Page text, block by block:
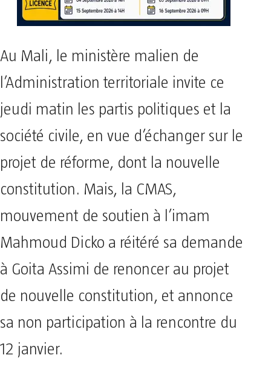
Au Mali, le ministère malien de
l’Administration territoriale invite ce
jeudi matin les partis politiques et la
société civile, en vue d’échanger sur le
projet de réforme, dont la nouvelle
constitution. Mais, la CMAS,
mouvement de soutien à l’imam
Mahmoud Dicko a réitéré sa demande
à Goita Assimi de renoncer au projet
de nouvelle constitution, et annonce
sa non participation à la rencontre du
12 janvier.